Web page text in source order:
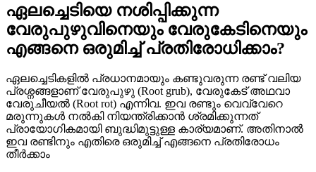
ഏലച്ചെടിയെ നശിപ്പിക്കുന്ന
വേരുപുഴുവിനെയും വേരുകേടിനെയും
എങ്ങനെ ഒരുമിച്ച് പ്രതിരോധിക്കാം?
ഏലച്ചെടികളിൽ പ്രധാനമായും കണ്ടുവരുന്ന രണ്ട് വലിയ
പ്രശ്നങ്ങളാണ് വേരുപുഴു (Root grub), വേരുകേട് അഥവാ
വേരുചീയൽ (Root rot) എന്നിവ. ഇവ രണ്ടും വെവ്വേറെ
മരുന്നുകൾ നൽകി നിയന്ത്രിക്കാൻ ശ്രമിക്കുന്നത്
പ്രായോഗികമായി ബുദ്ധിമുട്ടുള്ള കാര്യമാണ്. അതിനാൽ
ഇവ രണ്ടിനും എതിരെ ഒരുമിച്ച് എങ്ങനെ പ്രതിരോധം
തീർക്കാം